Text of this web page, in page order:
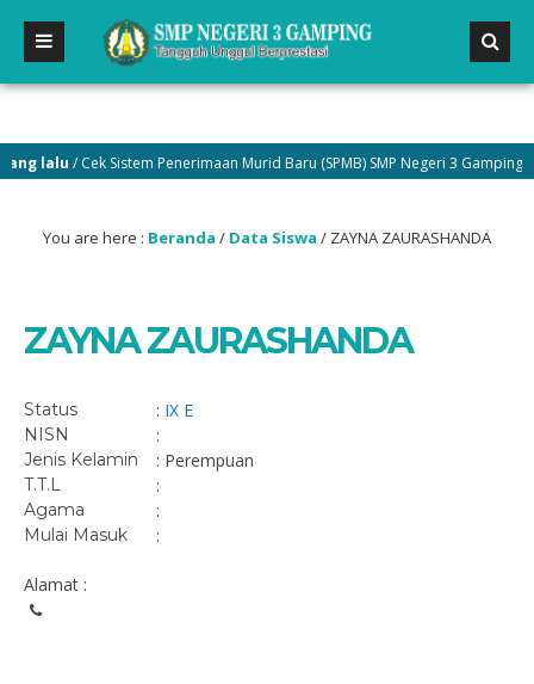
lalu/ Cek Sistem Penerimaan Murid Baru (SPMB) SMP Negeri 3 Gamping di
You are here : Beranda / Data Siswa / ZAYNA ZAURASHANDA
ZAYNA ZAURASHANDA
Status : IX E
NISN :
Jenis Kelamin : Perempuan
T.T.L :
Agama :
Mulai Masuk :
Alamat :